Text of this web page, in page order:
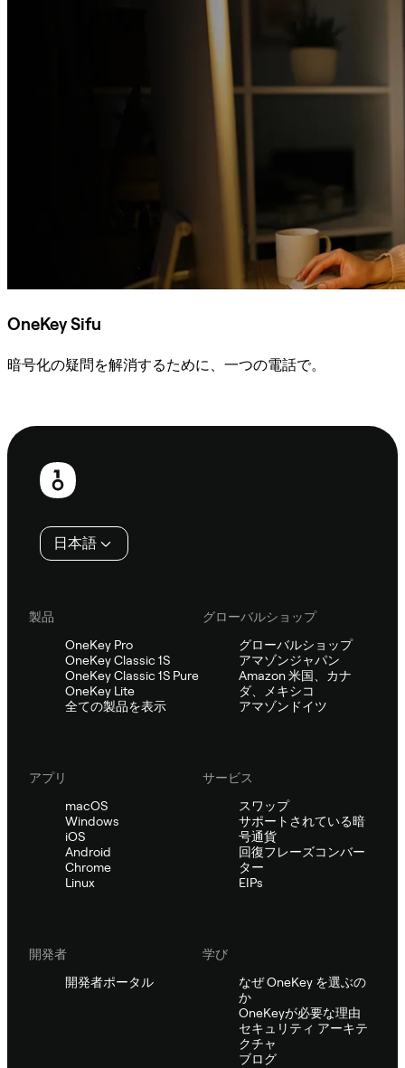
OneKey Sifu
暗号化の疑問を解消するために、一つの電話で。
フ
日本語
製品
OneKey Pro
OneKey Classic 1S
OneKey Classic 1S Pure
OneKey Lite
全ての製品を表示
グローバルショップ
グローバルショップ
アマゾンジャパン
Amazon 米国、カナ
ダ、メキシコ
アマゾンドイツ
アプリ
macOS
Windows
iOS
Android
Chrome
Linux
サービス
スワップ
サポートされている暗
号通貨
回復フレーズコンバー
ター
EIPs
開発者
開発者ポータル
学び
なぜ OneKey を選ぶの
か
OneKeyが必要な理由
セキュリティ アーキテ
クチャ
ブログ